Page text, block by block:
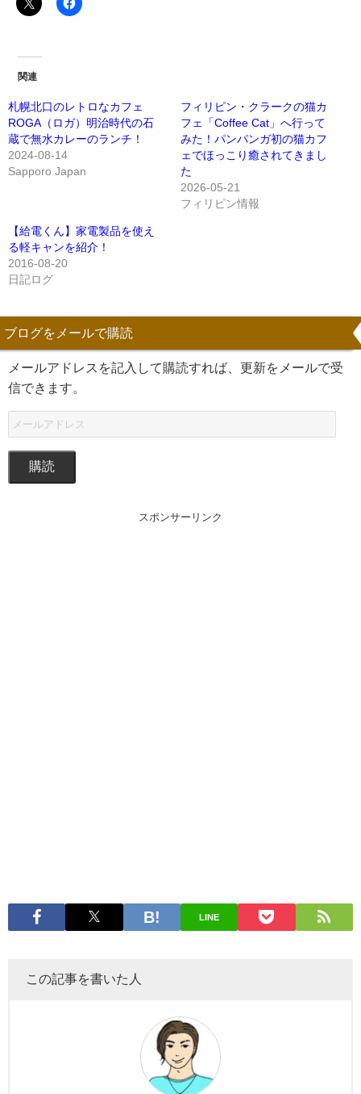
関連
札幌北口のレトロなカフェ
ROGA（ロガ）明治時代の石
蔵で無水カレーのランチ！
2024-08-14
Sapporo Japan
フィリピン・クラークの猫カ
フェ「Coffee Cat」へ行って
みた！パンパンガ初の猫カフ
ェでほっこり癒されてきまし
た
2026-05-21
フィリピン情報
【給電くん】家電製品を使え
る軽キャンを紹介！
2016-08-20
日記ログ
ブログをメールで購読
メールアドレスを記入して購読すれば、更新をメールで受
信できます。
購読
スポンサーリンク
LINE
この記事を書いた人